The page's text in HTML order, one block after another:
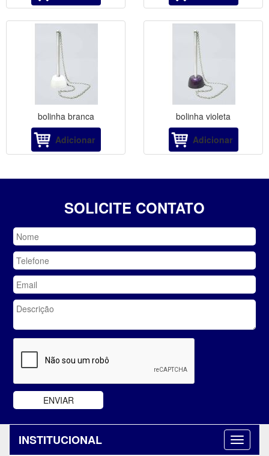
bolinha branca
Adicionar
bolinha violeta
Adicionar
SOLICITE CONTATO
INSTITUCIONAL